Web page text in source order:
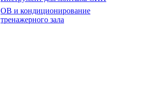
ОВ и кондиционирование
тренажерного зала